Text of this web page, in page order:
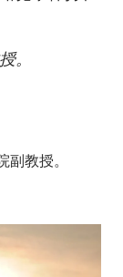
。
教授。